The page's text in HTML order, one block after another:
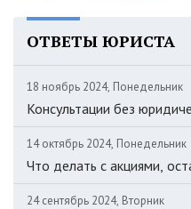
ОТВЕТЫ ЮРИСТА
18 ноябрь 2024, Понедельник
Консультации без
14 октябрь 2024, Понедельник
Что делать с акциями,
24 сентябрь 2024, Вторник